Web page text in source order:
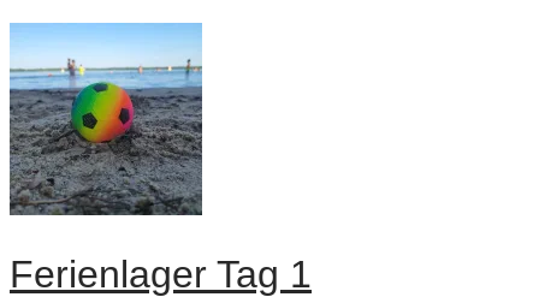
Ferienlager Tag 1